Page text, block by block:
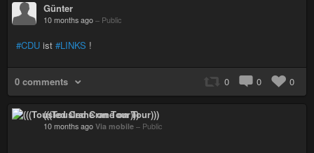
Günter
10 months ago – Public
#CDU ist #LINKS !
0 comments 0 0 0
(((Tousled Crane on Tour)))
10 months ago Via mobile – Public